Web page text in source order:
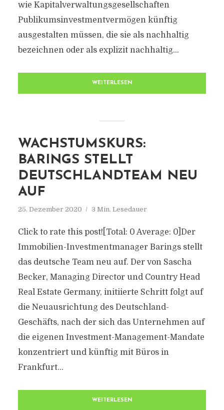
wie Kapitalverwaltungsgesellschaften
Publikumsinvestmentvermögen künftig
ausgestalten müssen, die sie als nachhaltig
bezeichnen oder als explizit nachhaltig...
WEITERLESEN
WACHSTUMSKURS:
BARINGS STELLT
DEUTSCHLANDTEAM NEU
AUF
25. Dezember 2020 3 Min. Lesedauer
Click to rate this post![Total: 0 Average: 0]Der
Immobilien-Investmentmanager Barings stellt
das deutsche Team neu auf. Der von Sascha
Becker, Managing Director und Country Head
Real Estate Germany, initiierte Schritt folgt auf
die Neuausrichtung des Deutschland-
Geschäfts, nach der sich das Unternehmen auf
die eigenen Investment-Management-Mandate
konzentriert und künftig mit Büros in
Frankfurt...
WEITERLESEN